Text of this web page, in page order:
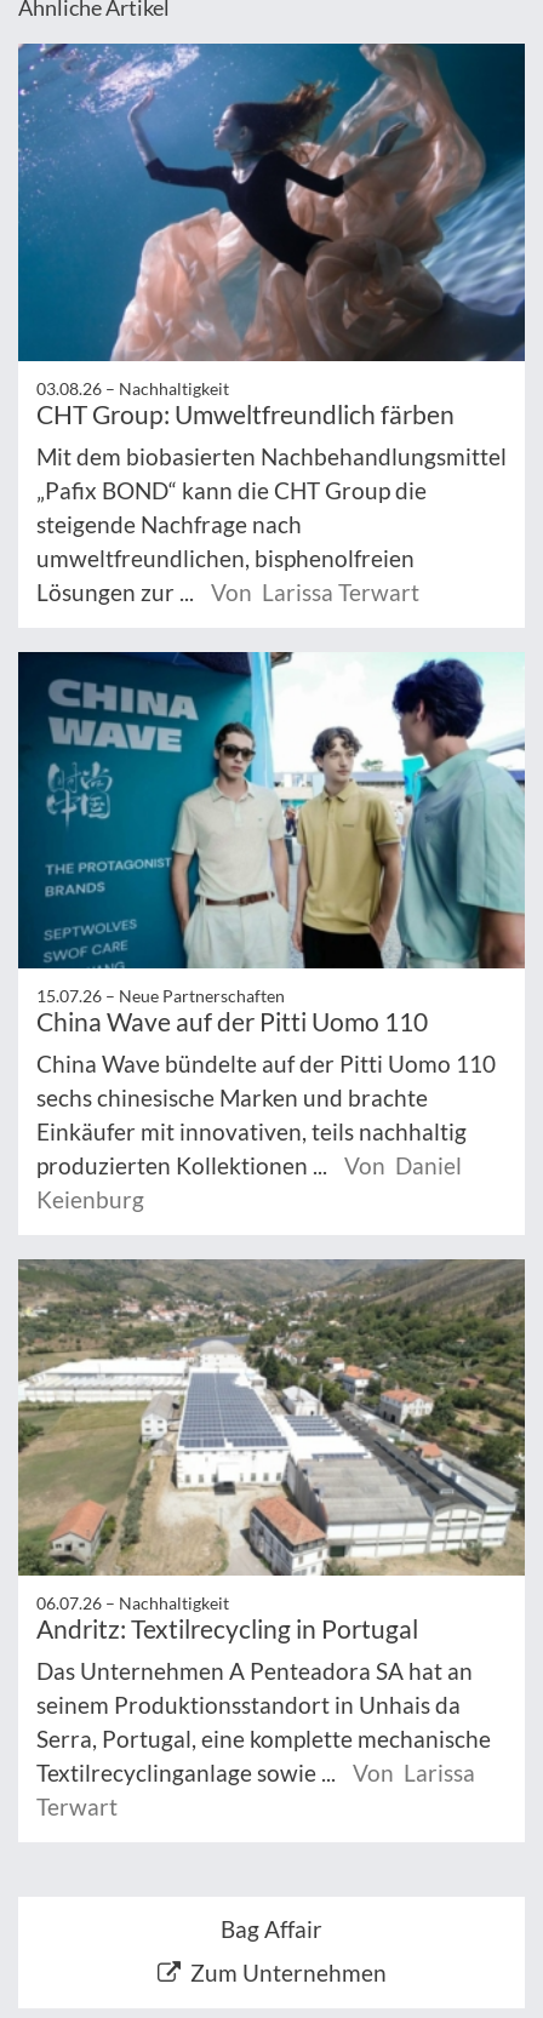
Ähnliche Artikel
03.08.26 – Nachhaltigkeit
CHT Group: Umweltfreundlich färben
Mit dem biobasierten Nachbehandlungsmittel
„Pafix BOND“ kann die CHT Group die
steigende Nachfrage nach
umweltfreundlichen, bisphenolfreien
Lösungen zur ...
Von Larissa Terwart
15.07.26 – Neue Partnerschaften
China Wave auf der Pitti Uomo 110
China Wave bündelte auf der Pitti Uomo 110
sechs chinesische Marken und brachte
Einkäufer mit innovativen, teils nachhaltig
produzierten Kollektionen ...
Von Daniel
Keienburg
06.07.26 – Nachhaltigkeit
Andritz: Textilrecycling in Portugal
Das Unternehmen A Penteadora SA hat an
seinem Produktionsstandort in Unhais da
Serra, Portugal, eine komplette mechanische
Textilrecyclinganlage sowie ...
Von Larissa
Terwart
Bag Affair
Zum Unternehmen